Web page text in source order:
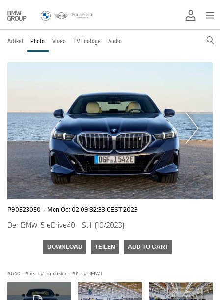
Artikel Photo Video TV Footage Audio
P90523050 · Mon Oct 02 09:32:33 CEST 2023
Der BMW i5 eDrive40 - Still (10/2023).
DOWNLOAD TEILEN ADD TO CART
G60 · 5er · Limousine · i5 · BMW i